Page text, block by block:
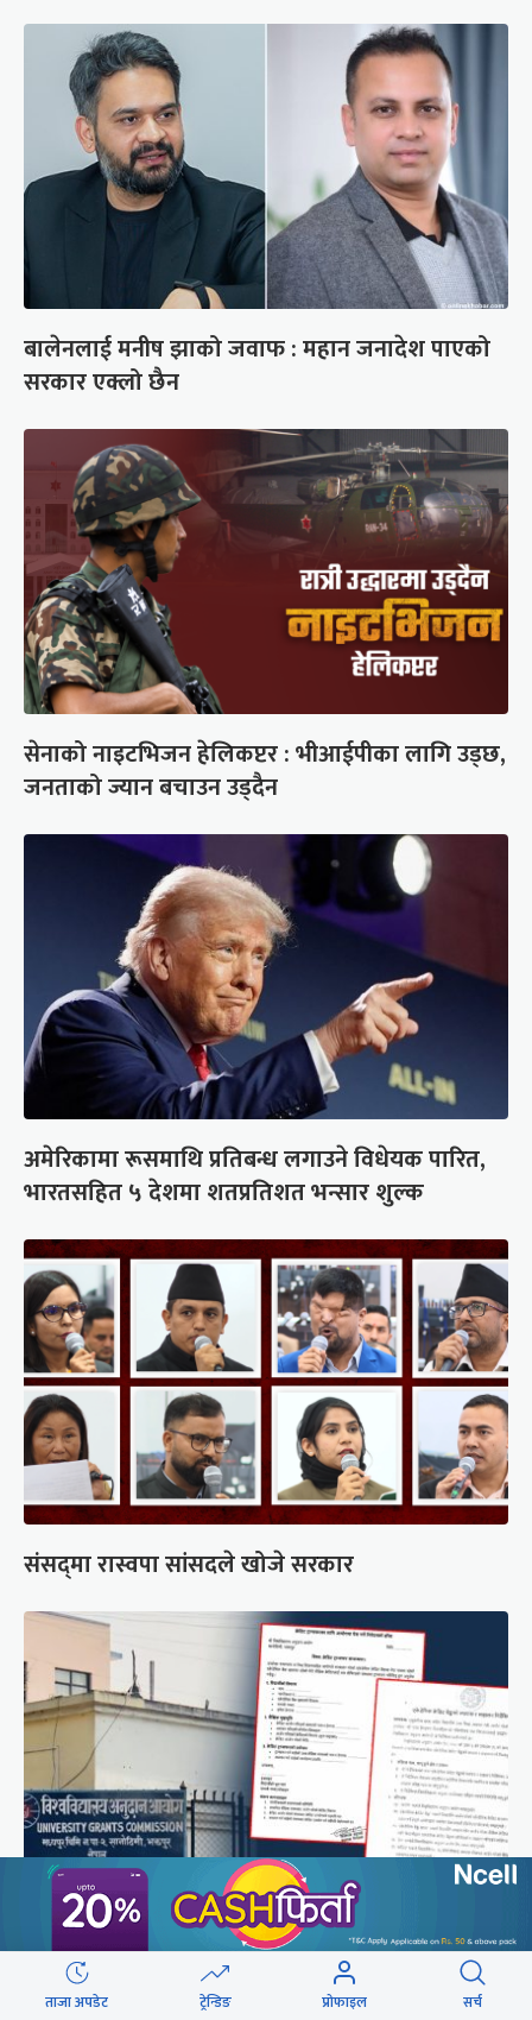
बालेनलाई मनीष झाको जवाफ : महान जनादेश पाएको
सरकार एक्लो छैन
सेनाको नाइटभिजन हेलिकप्टर : भीआईपीका लागि उड्छ,
जनताको ज्यान बचाउन उड्दैन
अमेरिकामा रूसमाथि प्रतिबन्ध लगाउने विधेयक पारित,
भारतसहित ५ देशमा शतप्रतिशत भन्सार शुल्क
संसद्‍मा रास्वपा सांसदले खोजे सरकार
शैक्षिक क्रेडिट बैंक : विदेशमा अध्ययन पूरा नगरी फर्किए
नेपालमा निरन्तरता
ताजा अपडेट ट्रेन्डिङ प्रोफाइल सर्च